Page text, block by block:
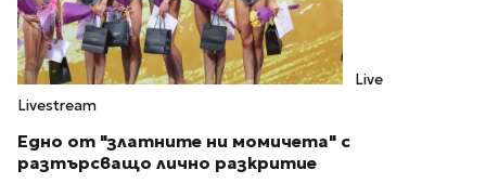
Live
Livestream
Едно от "златните ни момичета" с
разтърсващо лично разкритие